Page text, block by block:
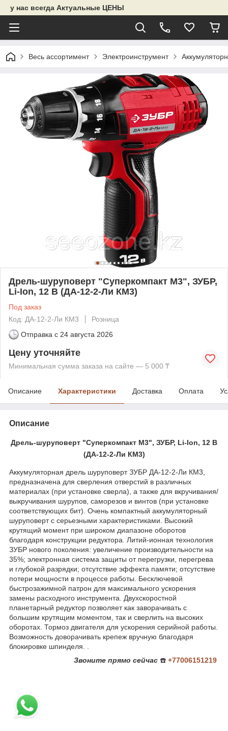
у нас всегда Актуальные ЦЕНЫ
Весь ассортимент Электроинструмент
Дрель-шуруповерт "Суперкомпакт М3", ЗУБР,
Li-Ion, 12 В (ДА-12-2-Ли КМ3)
Под заказ
Код: ДА-12-2-Ли КМ3
Розница
Отправка с 24 августа 2026
Цену уточняйте
Минимальная сумма заказа на сайте — 5 000 ₸
Описание Характеристики Доставка Оплата
Описание
Дрель-шуруповерт "Суперкомпакт М3", ЗУБР, Li-Ion, 12 В
(ДА-12-2-Ли КМ3)
Аккумуляторная дрель шуруповерт ЗУБР ДА-12-2-Ли КМ3,
предназначена для сверления отверстий в различных
материалах (при установке сверла), а также для вкручивания/
выкручивания шурупов, саморезов и винтов (при установке
соответствующих бит). Очень компактный аккумуляторный
шуруповерт с серьезными характеристиками. Высокий
крутящий момент при широком диапазоне оборотов
благодаря конструкции редуктора. Литий-ионная технология
ЗУБР нового поколения: увеличение производительности на
35%; электронная система защиты от перегрузки, перегрева
и глубокой разрядки; отсутствие эффекта памяти; отсутствие
потери мощности в процессе работы. Бесключевой
быстрозажимной патрон для максимального ускорения
замены расходного инструмента. Двухскоростной
планетарный редуктор позволяет как заворачивать с
большим крутящим моментом, так и сверлить на высоких
оборотах. Тормоз двигателя для ускорения серийной работы.
Возможность доворачивать крепеж вручную благодаря
блокировке шпинделя. .
Звоните прямо сейчас ☎️ +77006151219